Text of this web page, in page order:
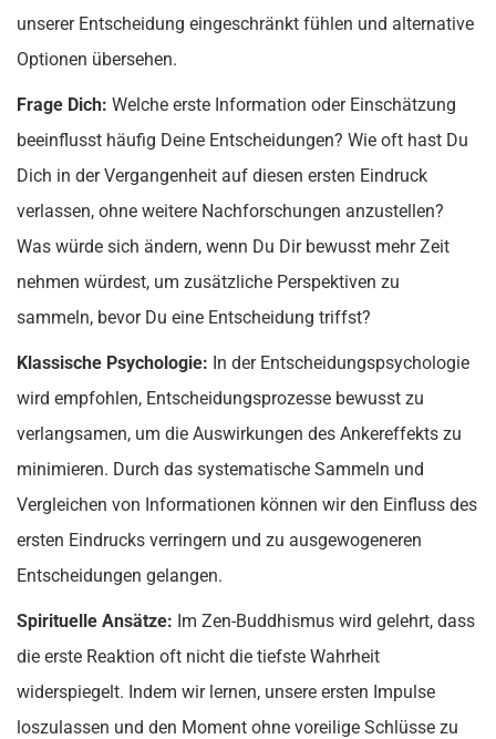
unserer Entscheidung eingeschränkt fühlen und alternative
Optionen übersehen.
Frage Dich: Welche erste Information oder Einschätzung
beeinflusst häufig Deine Entscheidungen? Wie oft hast Du
Dich in der Vergangenheit auf diesen ersten Eindruck
verlassen, ohne weitere Nachforschungen anzustellen?
Was würde sich ändern, wenn Du Dir bewusst mehr Zeit
nehmen würdest, um zusätzliche Perspektiven zu
sammeln, bevor Du eine Entscheidung triffst?
Klassische Psychologie: In der Entscheidungspsychologie
wird empfohlen, Entscheidungsprozesse bewusst zu
verlangsamen, um die Auswirkungen des Ankereffekts zu
minimieren. Durch das systematische Sammeln und
Vergleichen von Informationen können wir den Einfluss des
ersten Eindrucks verringern und zu ausgewogeneren
Entscheidungen gelangen.
Spirituelle Ansätze: Im Zen-Buddhismus wird gelehrt, dass
die erste Reaktion oft nicht die tiefste Wahrheit
widerspiegelt. Indem wir lernen, unsere ersten Impulse
loszulassen und den Moment ohne voreilige Schlüsse zu